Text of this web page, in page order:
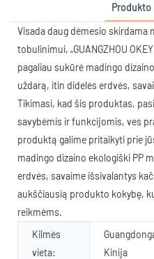
Produkto
Visada daug dėmesio
tobulinimui, „GUANGZHOU
pagaliau sukūrė madingo
uždarą, itin didelės erdvės,
Tikimasi, kad šis produktas,
savybėmis ir funkcijomis, ves
produktą galime pritaikyti prie
madingo dizaino ekologiški PP
erdvės, savaime išsivalantys
aukščiausią produkto kokybę,
reikmėms.
Kilmės
vieta:
Kinija